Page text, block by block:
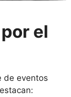
el
de eventos